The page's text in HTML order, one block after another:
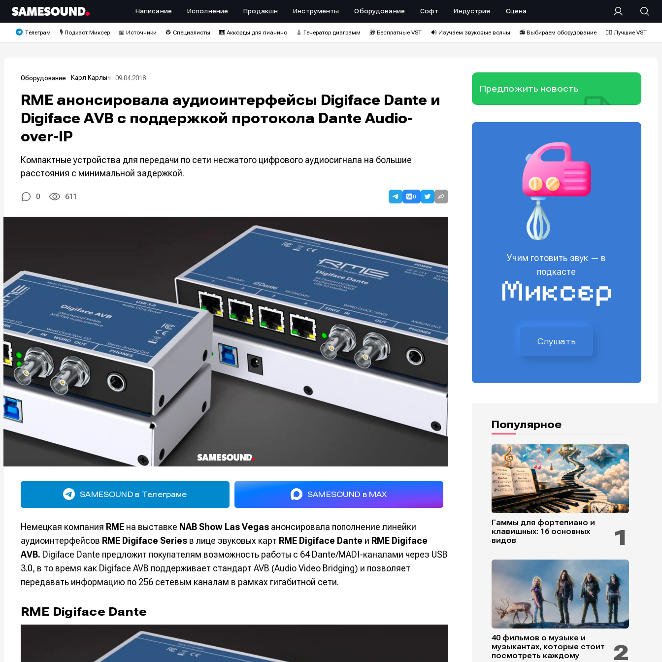
Написание Исполнение Продакшн Инструменты Оборудование Софт Индустрия Сцена
Телеграм 🎙️ Подкаст Миксер 📖 Источники 👷 Специалисты 🎹 Аккорды для пианино 🎸 Генератор диаграмм 🎁 Бесплатные VST 🔊 Изучаем звуковые волны 📻 Выбираем оборудование ❤️‍🔥 Лучшие VST
Оборудование Карл Карлыч 09.04.2018
RME анонсировала аудиоинтерфейсы Digiface Dante и
Digiface AVB с поддержкой протокола Dante Audio-
over-IP
Компактные устройства для передачи по сети несжатого цифрового аудиосигнала на большие
расстояния с минимальной задержкой.
0 611 0
SAMESOUND в Телеграме SAMESOUND в MAX
Немецкая компания RME на выставке NAB Show Las Vegas анонсировала пополнение линейки
аудиоинтерфейсов RME Digiface Series в лице звуковых карт RME Digiface Dante и RME Digiface
AVB. Digiface Dante предложит покупателям возможность работы с 64 Dante/MADI-каналами через USB
3.0, в то время как Digiface AVB поддерживает стандарт AVB (Audio Video Bridging) и позволяет
передавать информацию по 256 сетевым каналам в рамках гигабитной сети.
RME Digiface Dante
Предложить новость
Учим готовить звук — в
подкасте
Слушать
Популярное
Гаммы для фортепиано и
клавишных: 16 основных
видов
40 фильмов о музыке и
музыкантах, которые стоит
посмотреть каждому